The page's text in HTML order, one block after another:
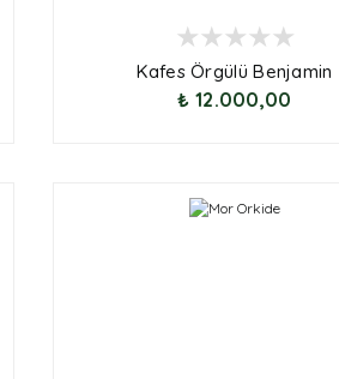
Kafes Örgülü Benjamin
₺ 12.000,00